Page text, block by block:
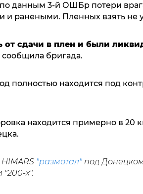
данным 3-й ОШБр потери
и ранеными. Пленных взять не
от сдачи в плен и были
сообщила бригада.
полностью находится под
находится примерно в 20
"размотал"под
"200-х".